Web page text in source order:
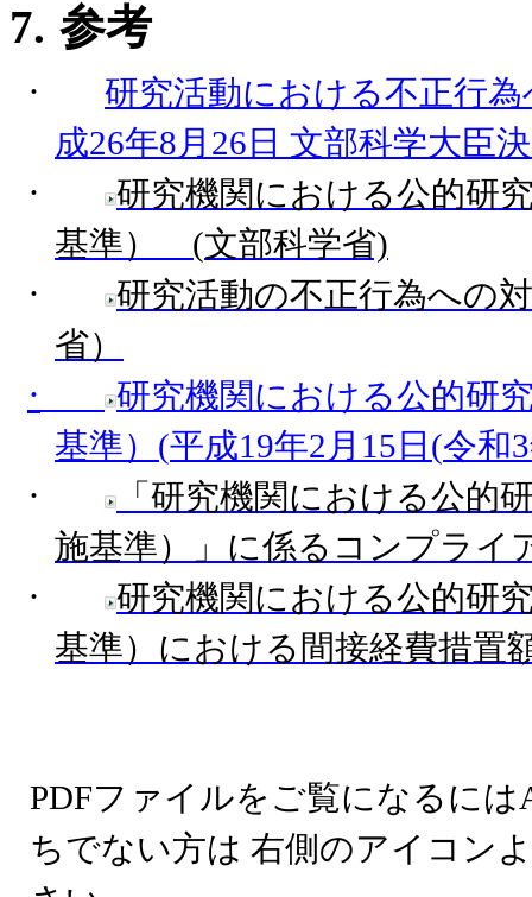
7. 参考
·
研究活動における不正行
成26年8月26 日 文部科学大臣
·
研究機関における公的研
基準） (文部科学省)
·
研究活動の不正行為への
省）
·
研究機関における公的研
基準） (平成19年2 月15 日(令和3
·
「研究機関における公的
施基準）」に係るコンプライ
·
研究機関における公的研
基準）における間接経費措置
PDFファイルをご覧になるには
ちでない方は 右側のアイコン